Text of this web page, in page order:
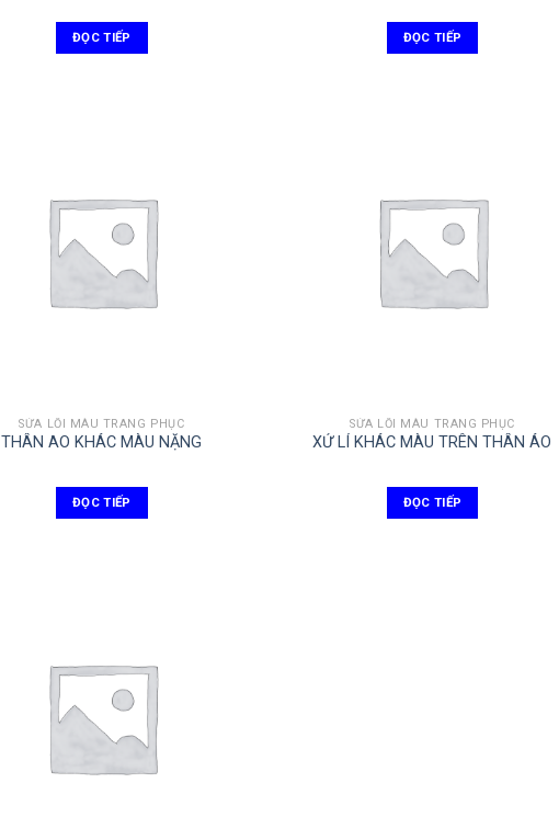
ĐỌC TIẾP ĐỌC TIẾP
SỬA LỖI MÀU TRANG PHỤC
THÂN AO KHÁC MÀU NẶNG
ĐỌC TIẾP
SỬA LỖI MÀU TRANG PHỤC
XỬ LÍ KHÁC MÀU TRÊN THÂN ÁO
ĐỌC TIẾP